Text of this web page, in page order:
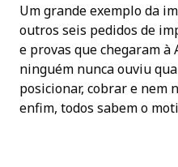
Um grande exemplo da
outros seis pedidos de
e provas que chegaram à
ninguém nunca ouviu
posicionar, cobrar e nem
enfim, todos sabem o